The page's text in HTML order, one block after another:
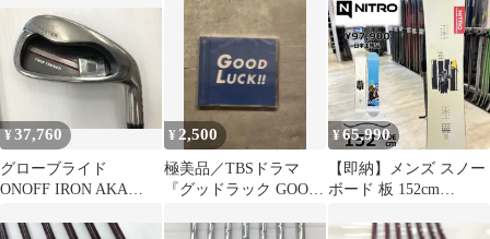
AKA 2022/KBS TOUR
LITE 100/S/25[8551]
¥37,760
グローブライド
ONOFF IRON AKA
Rフレックス アイア
¥ 2,500
極美品／TBSドラマ
『グッドラック GOOD
／廃盤
¥65,990
【即納】メンズ スノー
ボード 板 152cm
トロ ティーワン 25-26